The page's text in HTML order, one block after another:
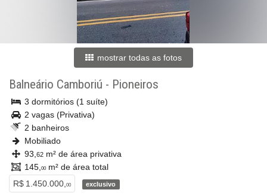
mostrar todas as fotos
Balneário Camboriú - Pioneiros
3 dormitórios (1 suíte)
2 vagas (Privativa)
2 banheiros
Mobiliado
93, 62 m² de área privativa
145, 00m² de área total
R$ 1.450.000, 00 exclusivo